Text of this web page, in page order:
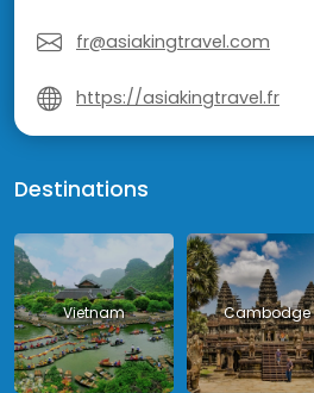
fr@asiakingtravel.com
https://asiakingtravel.fr
Destinations
Vietnam Cambodge